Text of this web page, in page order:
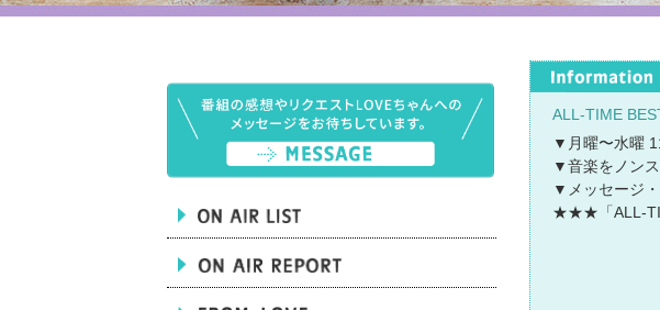
ALL-TIME
▼月曜〜水曜
▼音楽をノン
▼メッセージ
★★★「ALL-